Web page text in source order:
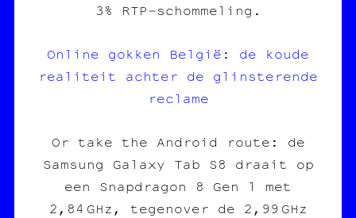
3% RTP‑schommeling.
Online gokken België: de koude
realiteit achter de glinsterende
reclame
Or take the Android route: de
Samsung Galaxy Tab S8 draait op
een Snapdragon 8 Gen 1 met
2,84 GHz, tegenover de 2,99 GHz